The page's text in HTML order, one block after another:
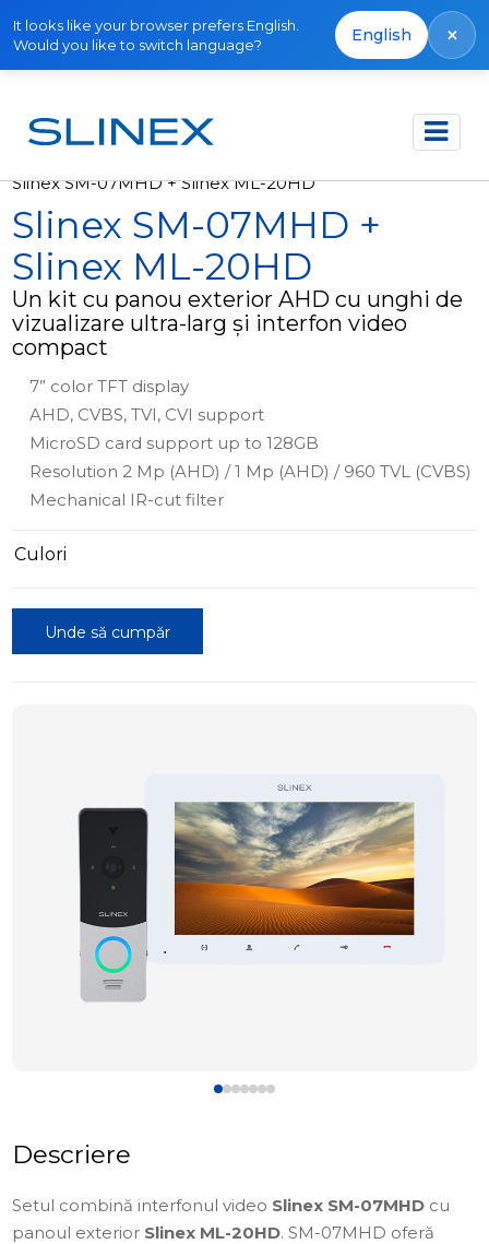
It looks like your browser prefers English.
Would you like to switch language?
English ×
Acasă Produse Kituri
Slinex SM-07MHD + Slinex ML-20HD
Slinex SM-07MHD +
Slinex ML-20HD
Un kit cu panou exterior AHD cu unghi de
vizualizare ultra-larg și interfon video
compact
7” color TFT display
AHD, CVBS, TVI, CVI support
MicroSD card support up to 128GB
Resolution 2 Mp (AHD) / 1 Mp (AHD) / 960 TVL (CVBS)
Mechanical IR-cut filter
Culori
Unde să cumpăr
Descriere
Setul combină interfonul video Slinex SM-07MHD cu
panoul exterior Slinex ML-20HD. SM-07MHD oferă